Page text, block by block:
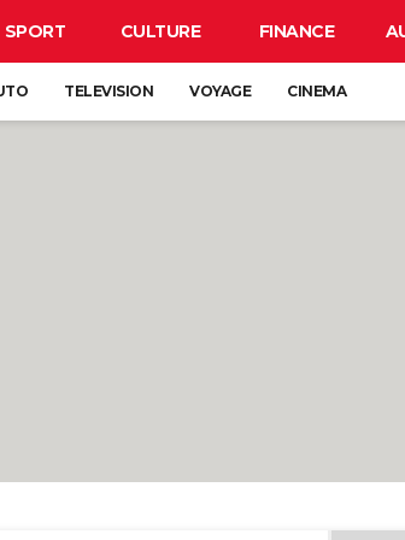
SPORT CULTURE FINANCE
TELEVISION VOYAGE CINEMA